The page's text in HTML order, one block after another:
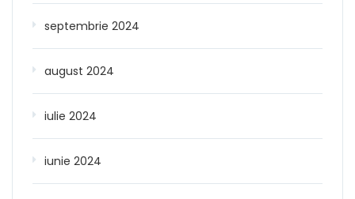
septembrie 2024
august 2024
iulie 2024
iunie 2024